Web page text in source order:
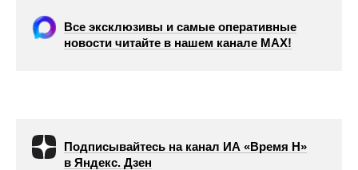
Все эксклюзивы и самые оперативные
новости читайте в нашем канале МАХ!
Подписывайтесь на канал ИА «Время Н»
в Яндекс. Дзен